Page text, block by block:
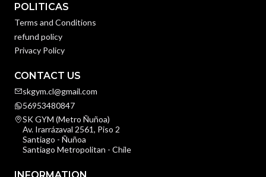
POLITICAS
Terms and Conditions
refund policy
Privacy Policy
CONTACT US
skgym.cl@gmail.com
56953480847
SK GYM (Metro Ñuñoa)
Av. Irarrázaval 2561, Piso 2
Santiago - Ñuñoa
Santiago Metropolitan - Chile